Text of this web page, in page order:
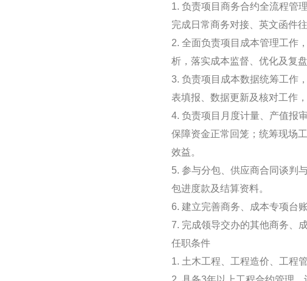
1. 负责项目商务合约全流程管
完成日常商务对接、英文函件
2. 全面负责项目成本管理工作
析，落实成本监督、优化及复
3. 负责项目成本数据统筹工作
表填报、数据更新及核对工作
4. 负责项目月度计量、产值报
保障资金正常回笼；统筹现场
效益。
5. 参与分包、供应商合同谈判
包进度款及结算资料。
6. 建立完善商务、成本专项台
7. 完成领导交办的其他商务、
任职条件
1. 土木工程、工程造价、工程